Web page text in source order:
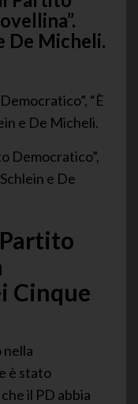
De Micheli.
Cinque
è stato
il PD abbia